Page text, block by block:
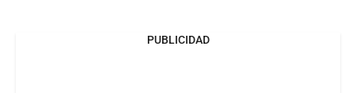
PUBLICIDAD